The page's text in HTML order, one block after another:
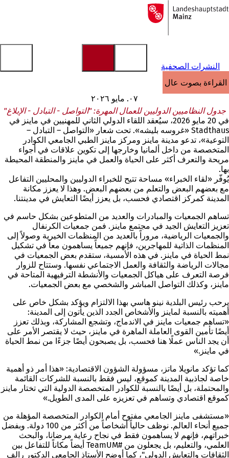
الانتقال إلى المحتوى
إلى
الصفحة
النشرات الصحفية
القراءة بصوت عالٍ
٠٧. مايو ٢٠٢٦
جدول النظاميين الدوليين للعمال المهرة: "التواصل - التبادل - الإبلاغ"
في 20 مايو 2026، سيُعقد اللقاء الدولي الثاني للمهنيين في ماينز في
Stadthaus «غروسه بليشه». تحت شعار «التواصل – التبادل –
التوعية»، تدعو مدينة ماينز ومركز ماينز الطبي الجامعي الكوادر
المتخصصة من داخل ألمانيا وخارجها إلى تكوين علاقات في أجواء
مريحة والتعرف أكثر على الحياة والعمل في ماينز والمنطقة المحيطة
بها.
يُوفّر «لقاء الخبراء» مساحة تتيح للخبراء الدوليين والمحليين التفاعل
مع بعضهم البعض والتعلم من بعضهم البعض. وهذا لا يعزز مكانة
المدينة كمركز اقتصادي فحسب، بل يعزز أيضًا التعايش في مدينتنا.
تساهم الجمعيات والمبادرات والعديد من المتطوعين بشكل حاسم في
تعزيز التعايش الجيد في مجتمع ماينز. فمن جمعيات الكرنفال
والجمعيات الرياضية، مروراً بالعديد من المنظمات الخيرية وصولاً إلى
المنظمات الذاتية للمهاجرين، فإنهم جميعاً يساهمون معاً في تشكيل
نمط الحياة في ماينز. في هذه الأمسية، ستقدم بعض الجمعيات في
مجالات الرياضة والثقافة والعمل الاجتماعي نفسها. وستتاح للزوار
فرصة التعرف على هياكل الجمعيات والأنشطة الترفيهية المتاحة في
ماينز، وكذلك التواصل المباشر والشخصي مع بعض الجمعيات.
يرحب رئيس البلدية نينو هاسي بهذا الالتزام ويؤكد بشكل خاص على
أهميته بالنسبة لماينز والأشخاص الجدد الذين يأتون إلى المدينة:
«تساهم جمعيات ماينز في الاندماج، وتشجع المشاركة، وبذلك تعزز
أيضًا تأمين القوى العاملة الماهرة في ماينز، حيث لا يقتصر الأمر على
أن يجد الناس عملًا هنا فحسب، بل يصبحون أيضًا جزءًا من نمط الحياة
في ماينز.»
كما تؤكد مانويلا ماتز، مسؤولة الشؤون الاقتصادية: «هذا أمر ذو أهمية
خاصة لجاذبية المدينة كموقع، ليس فقط بالنسبة للشركات القائمة
والمحتملة، بل أيضًا بالنسبة للكوادر المتخصصة الدولية التي تختار ماينز
كموقع اقتصادي وتساهم في تعزيزه على المدى الطويل.»
«مستشفى ماينز الجامعي مفتوح أمام الكوادر المتخصصة المؤهلة من
جميع أنحاء العالم. نوظف حالياً أشخاصاً من أكثر من 100 دولة. وبفضل
خبراتهم، فإنهم لا يساهمون فقط في نجاح رعاية مرضانا، والبحث
العلمي، والتعليم، بل يجعلون من #TeamUM أيضاً مكاناً للتفاعل بين
الثقافات والتعايش الدولي"، كما أوضح الأستاذ الجامعي الدكتور رالف